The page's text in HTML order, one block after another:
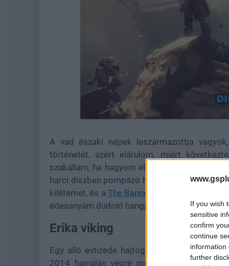
If you wish
sensitive
confirm
continue
information
further
Unmute
36.88%
A vad északi népek leszármazottja
történetét, azért elárulom, miért
szakállam, ha hagyom elburjánzani az
harci díszben pompázó hajóhaddal mennék
kilétemet, és a The Banner Saga
édesanyám dúdoló hangja, miközben próbált
Erika viking
Egy álló évtizede hajtogattam, hogy egy
2014 hajnalán végre megjelent a